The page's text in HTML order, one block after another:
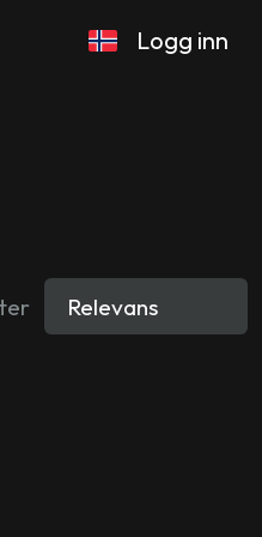
Logg inn